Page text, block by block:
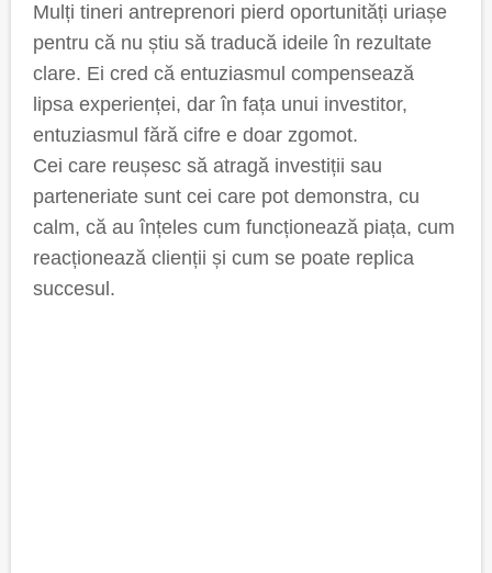
Mulți tineri antreprenori pierd oportunități uriașe
pentru că nu știu să traducă ideile în rezultate
clare. Ei cred că entuziasmul compensează
lipsa experienței, dar în fața unui investitor,
entuziasmul fără cifre e doar zgomot.
Cei care reușesc să atragă investiții sau
parteneriate sunt cei care pot demonstra, cu
calm, că au înțeles cum funcționează piața, cum
reacționează clienții și cum se poate replica
succesul.